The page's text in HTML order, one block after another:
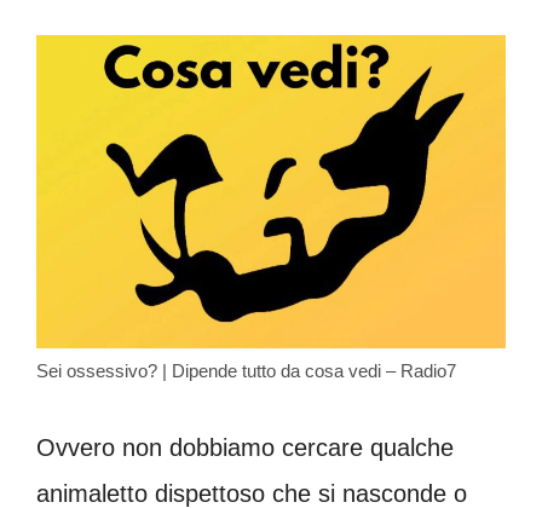
Sei ossessivo? | Dipende tutto da cosa vedi – Radio7
Ovvero non dobbiamo cercare qualche
animaletto dispettoso che si nasconde o